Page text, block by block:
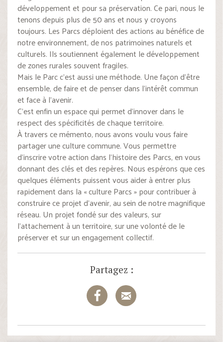
développement et pour sa préservation. Ce pari, nous le
tenons depuis plus de 50 ans et nous y croyons
toujours. Les Parcs déploient des actions au bénéfice de
notre environnement, de nos patrimoines naturels et
culturels. Ils soutiennent également le développement
de zones rurales souvent fragiles.
Mais le Parc c’est aussi une méthode. Une façon d’être
ensemble, de faire et de penser dans l’intérêt commun
et face à l’avenir.
C’est enfin un espace qui permet d’innover dans le
respect des spécificités de chaque territoire.
À travers ce mémento, nous avons voulu vous faire
partager une culture commune. Vous permettre
d’inscrire votre action dans l’histoire des Parcs, en vous
donnant des clés et des repères. Nous espérons que ces
quelques éléments puissent vous aider à entrer plus
rapidement dans la « culture Parcs » pour contribuer à
construire ce projet d’avenir, au sein de notre magnifique
réseau. Un projet fondé sur des valeurs, sur
l’attachement à un territoire, sur une volonté de le
préserver et sur un engagement collectif.
Partagez :